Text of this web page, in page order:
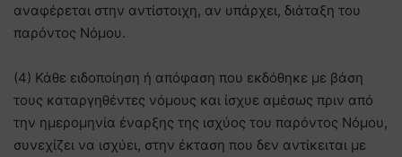
αναφέρεται στην αντίστοιχη, αν υπάρχει, διάταξη του
παρόντος Νόμου.
(4) Κάθε ειδοποίηση ή απόφαση που εκδόθηκε με βάση
τους καταργηθέντες νόμους και ίσχυε αμέσως πριν από
την ημερομηνία έναρξης της ισχύος του παρόντος Νόμου,
συνεχίζει να ισχύει, στην έκταση που δεν αντίκειται με